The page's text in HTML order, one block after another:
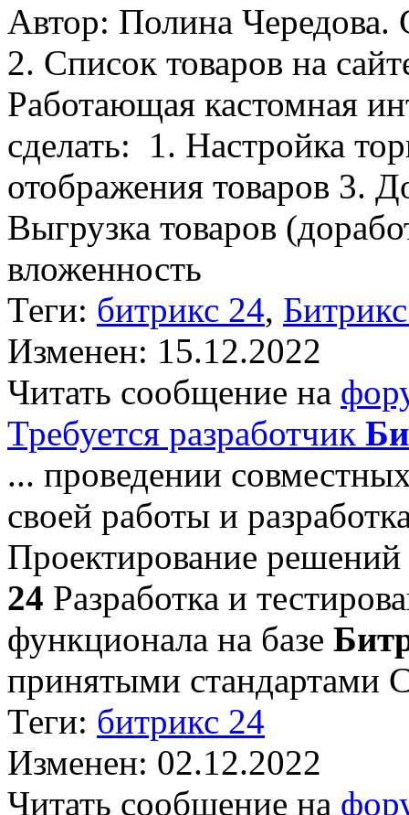
Автор: Полина
2. Список товаров на
Работающая кастомная
сделать: 1. Настройка
отображения товаров 3.
Выгрузка товаров
вложенность
Теги: битрикс 24,
Изменен: 15.12.2022
Читать сообщение на
Требуется разработчик
... проведении
своей работы и
Проектирование
24 Разработка и
функционала на базе
принятыми стандартами
Теги: битрикс 24
Изменен: 02.12.2022
Читать сообщение на